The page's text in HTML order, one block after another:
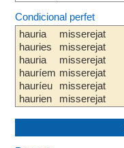
Condicional perfet
hauria
hauries
hauria
hauríem
hauríeu
haurien
misserejat
misserejat
misserejat
misserejat
misserejat
misserejat